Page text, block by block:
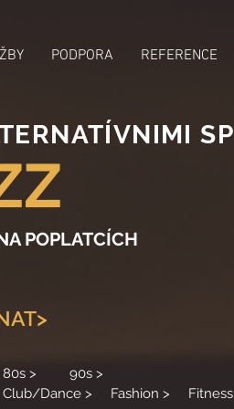
PODPORA REFERENCE
POPLATCÍCH
80s >
90s >
Club/Dance > Fashion >